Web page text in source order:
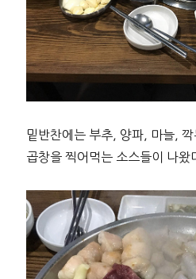
밑반찬에는 부추, 양파, 마늘,
곱창을 찍어먹는 소스들이 나왔